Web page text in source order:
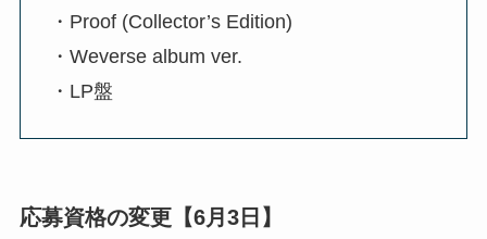
・Proof (Collector’s Edition)
・Weverse album ver.
・LP盤
応募資格の変更【6月3日】